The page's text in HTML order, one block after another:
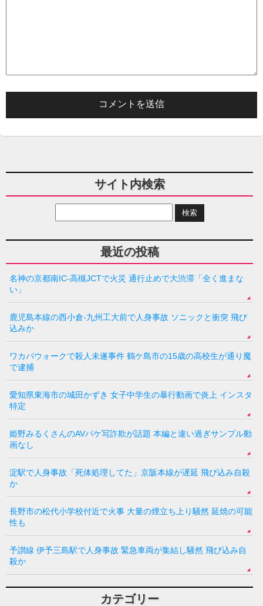
サイト内検索
最近の投稿
名神の京都南IC-高槻JCTで火災 通行止めで大渋滞「全く進まな
い」
鹿児島本線の西小倉-九州工大前で人身事故 ソニックと衝突 飛び
込みか
ワカバウォークで殺人未遂事件 鶴ケ島市の15歳の高校生が通り魔
で逮捕
愛知県東海市の城田かずき 女子中学生の暴行動画で炎上 インスタ
特定
姫野みるくさんのAVパケ写詐欺が話題 本編と違い過ぎサンプル動
画なし
淀駅で人身事故「死体処理してた」京阪本線が遅延 飛び込み自殺
か
長野市の松代小学校付近で火事 大量の煙立ち上り騒然 延焼の可能
性も
予讃線 伊予三島駅で人身事故 緊急車両が集結し騒然 飛び込み自
殺か
カテゴリー